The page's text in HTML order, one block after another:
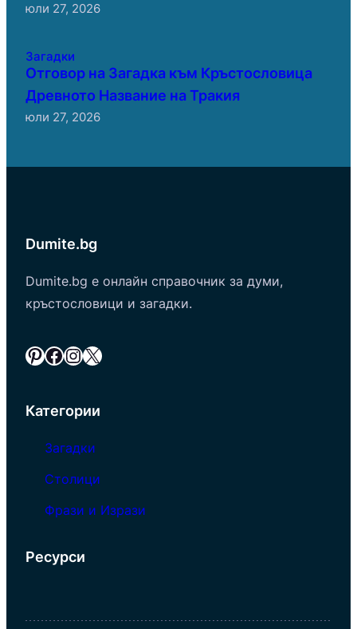
юли 27, 2026
Загадки
Отговор на Загадка към Кръстословица
Древното Название на Тракия
юли 27, 2026
Dumite.bg
Dumite.bg е онлайн справочник за думи,
кръстословици и загадки.
Pinterest Facebook InstagramX
Категории
Загадки
Столици
Фрази и Изрази
Ресурси